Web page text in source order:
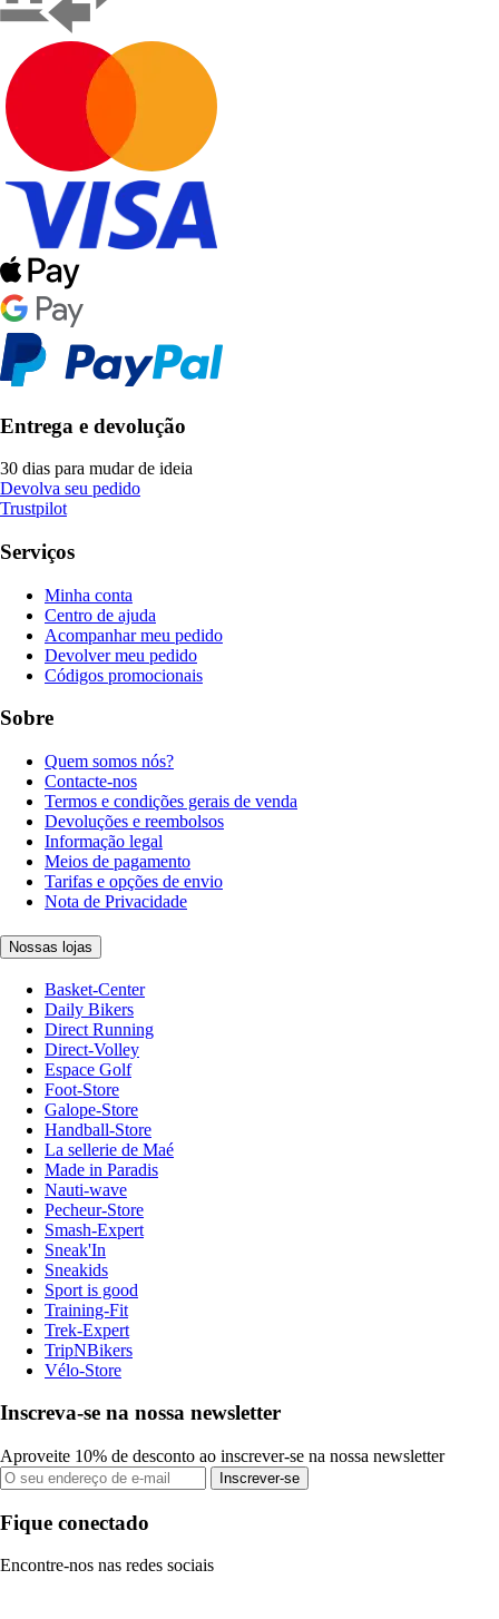
Entrega e devolução
30 dias para mudar de ideia
Devolva seu pedido
Trustpilot
Serviços
Minha conta
Centro de ajuda
Acompanhar meu pedido
Devolver meu pedido
Códigos promocionais
Sobre
Quem somos nós?
Contacte-nos
Termos e condições gerais de venda
Devoluções e reembolsos
Informação legal
Meios de pagamento
Tarifas e opções de envio
Nota de Privacidade
Nossas lojas
Basket-Center
Daily Bikers
Direct Running
Direct-Volley
Espace Golf
Foot-Store
Galope-Store
Handball-Store
La sellerie de Maé
Made in Paradis
Nauti-wave
Pecheur-Store
Smash-Expert
Sneak'In
Sneakids
Sport is good
Training-Fit
Trek-Expert
TripNBikers
Vélo-Store
Inscreva-se na nossa newsletter
Aproveite 10% de desconto ao inscrever-se na nossa newsletter
Inscrever-se
Fique conectado
Encontre-nos nas redes sociais